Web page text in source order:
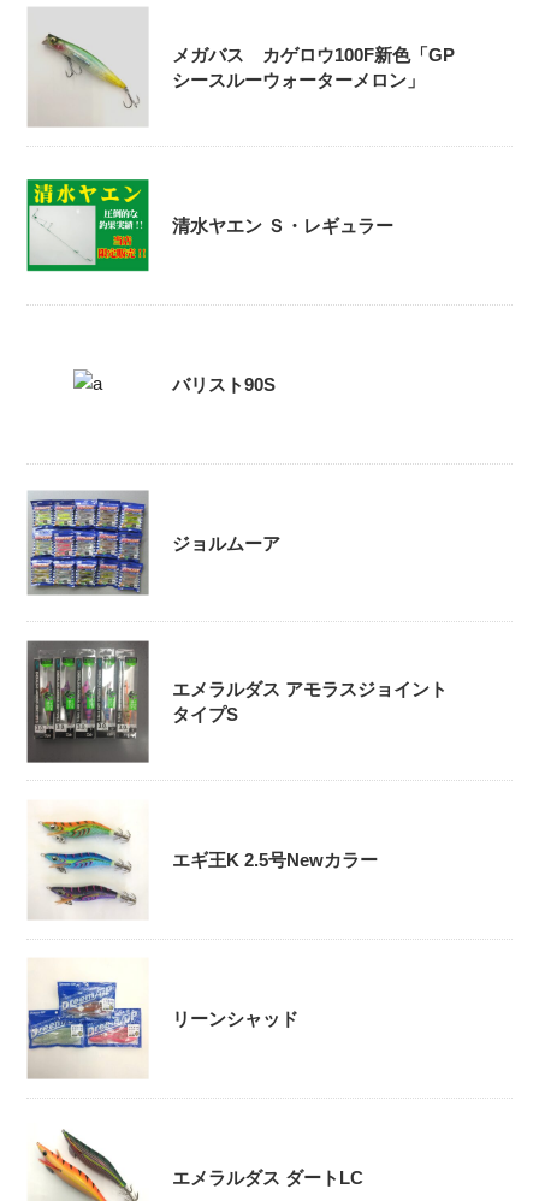
メガバス カゲロウ100F新色「GP
シースルーウォーターメロン」
清水ヤエン Ｓ・レギュラー
バリスト90S
ジョルムーア
エメラルダス アモラスジョイント
タイプS
エギ王K 2.5号Newカラー
リーンシャッド
エメラルダス ダートLC